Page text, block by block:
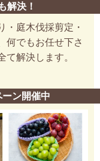
解決！
・庭木伐採剪定・
何でもお任せ下さ
て解決します。
ーン開催中